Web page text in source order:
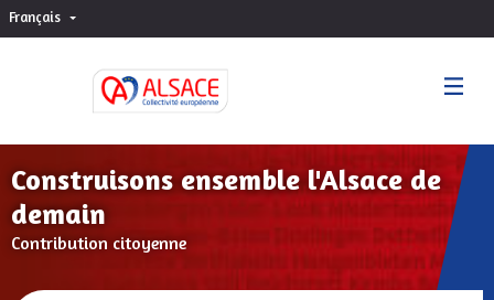
Français Choisir la langue
Construisons ensemble l'Alsace de
demain
Contribution citoyenne